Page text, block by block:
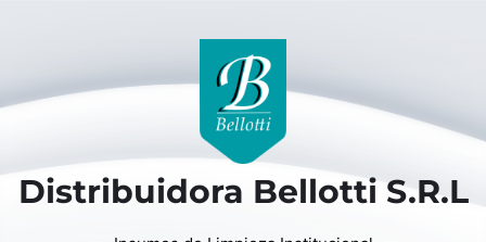
Distribuidora Bellotti S.R.L